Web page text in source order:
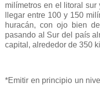
milímetros en el litoral
llegar entre 100 y 150
huracán, con ojo bien
pasando al Sur del país
capital, alrededor de 350
*Emitir en principio un